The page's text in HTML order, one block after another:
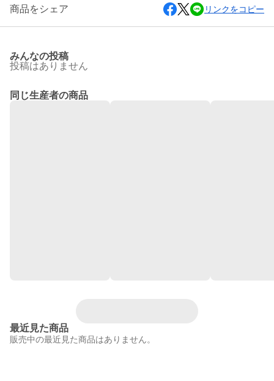
商品をシェア リンクをコピー
みんなの投稿
投稿はありません
同じ生産者の商品
最近見た商品
販売中の最近見た商品はありません。